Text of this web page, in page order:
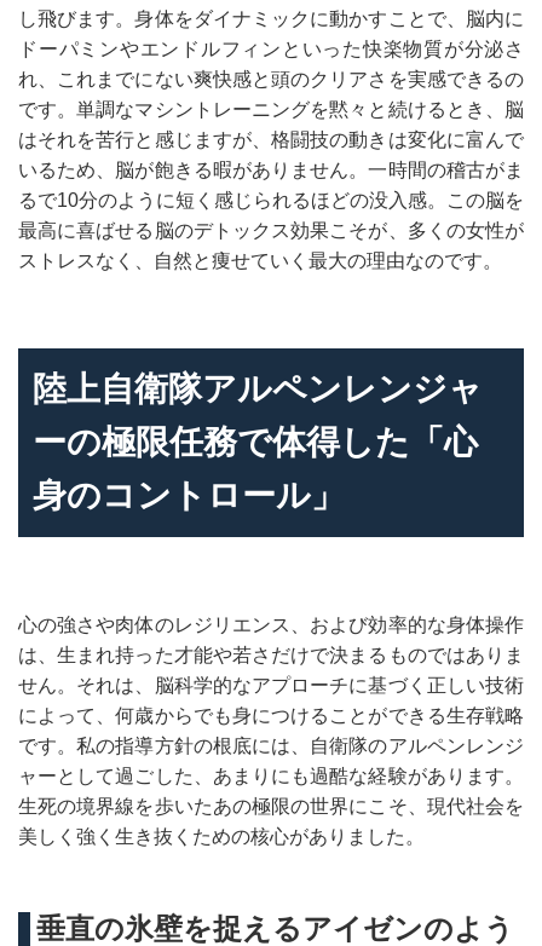
し飛びます。身体をダイナミックに動かすことで、脳内に
ドーパミンやエンドルフィンといった快楽物質が分泌さ
れ、これまでにない爽快感と頭のクリアさを実感できるの
です。単調なマシントレーニングを黙々と続けるとき、脳
はそれを苦行と感じますが、格闘技の動きは変化に富んで
いるため、脳が飽きる暇がありません。一時間の稽古がま
るで10分のように短く感じられるほどの没入感。この脳を
最高に喜ばせる脳のデトックス効果こそが、多くの女性が
ストレスなく、自然と痩せていく最大の理由なのです。
陸上自衛隊アルペンレンジャ
ーの極限任務で体得した「心
身のコントロール」
心の強さや肉体のレジリエンス、および効率的な身体操作
は、生まれ持った才能や若さだけで決まるものではありま
せん。それは、脳科学的なアプローチに基づく正しい技術
によって、何歳からでも身につけることができる生存戦略
です。私の指導方針の根底には、自衛隊のアルペンレンジ
ャーとして過ごした、あまりにも過酷な経験があります。
生死の境界線を歩いたあの極限の世界にこそ、現代社会を
美しく強く生き抜くための核心がありました。
垂直の氷壁を捉えるアイゼンのよう